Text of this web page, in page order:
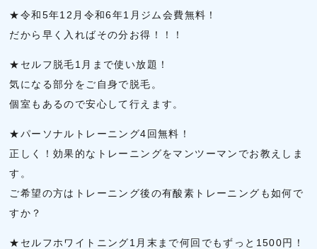
★令和5年12月令和6年1月ジム会費無料！
だから早く入ればその分お得！！！
★セルフ脱毛1月まで使い放題！
気になる部分をご自身で脱毛。
個室もあるので安心して行えます。
★パーソナルトレーニング4回無料！
正しく！効果的なトレーニングをマンツーマンでお教えしま
す。
ご希望の方はトレーニング後の有酸素トレーニングも如何で
すか？
★セルフホワイトニング1月末まで何回でもずっと1500円！